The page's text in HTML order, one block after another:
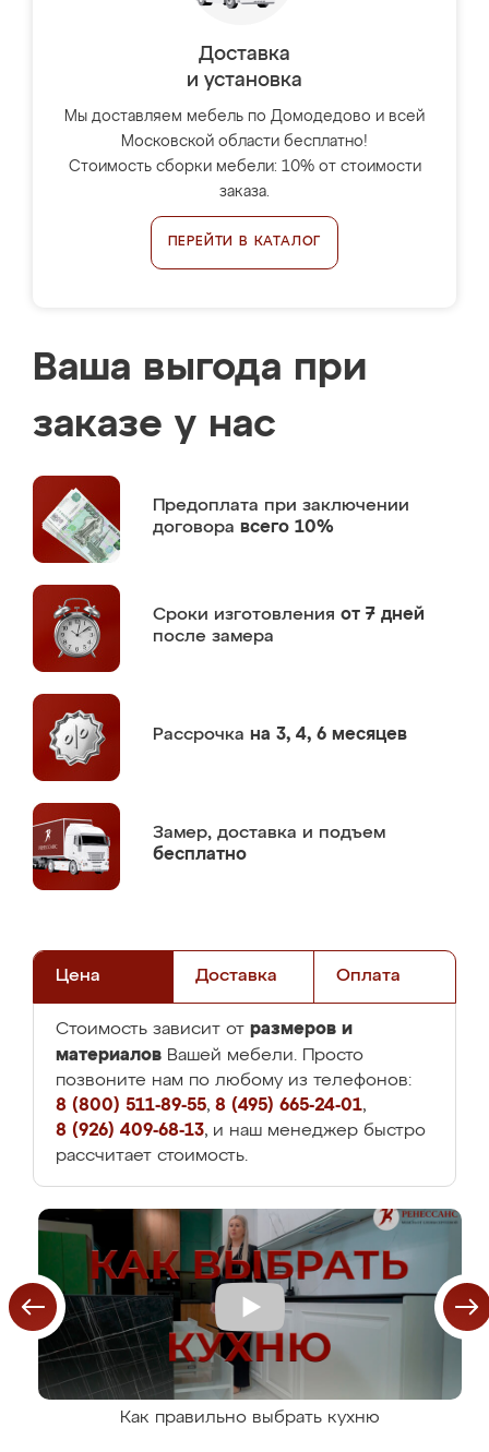
Доставка
и установка
Мы доставляем мебель по Домодедово и всей
Московской области бесплатно!
Стоимость сборки мебели: 10% от стоимости
заказа.
ПЕРЕЙТИ В КАТАЛОГ
Ваша выгода при
заказе у нас
Предоплата при заключении
договора всего 10%
Сроки изготовления от 7 дней
после замера
Рассрочка на 3, 4, 6 месяцев
Замер, доставка и подъем
бесплатно
Цена Доставка Оплата
Стоимость зависит от размеров и
материалов Вашей мебели. Просто
позвоните нам по любому из телефонов:
8 (800) 511-89-55, 8 (495) 665-24-01,
8 (926) 409-68-13, и наш менеджер быстро
рассчитает стоимость.
Как правильно выбрать кухню